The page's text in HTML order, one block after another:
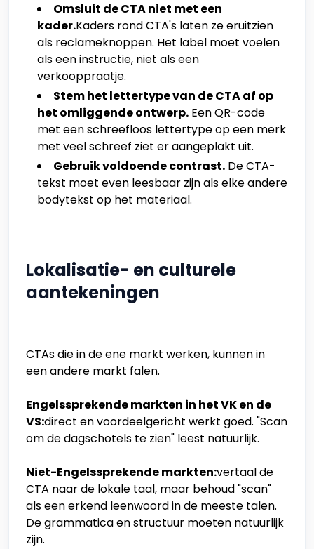
Omsluit de CTA niet met een
kader.Kaders rond CTA's laten ze eruitzien
als reclameknoppen. Het label moet voelen
als een instructie, niet als een
verkooppraatje.
Stem het lettertype van de CTA af op
het omliggende ontwerp. Een QR-code
met een schreefloos lettertype op een merk
met veel schreef ziet er aangeplakt uit.
Gebruik voldoende contrast. De CTA-
tekst moet even leesbaar zijn als elke andere
bodytekst op het materiaal.
Lokalisatie- en culturele
aantekeningen
CTAs die in de ene markt werken, kunnen in
een andere markt falen.
Engelssprekende markten in het VK en de
VS:direct en voordeelgericht werkt goed. "Scan
om de dagschotels te zien" leest natuurlijk.
Niet-Engelssprekende markten:vertaal de
CTA naar de lokale taal, maar behoud "scan"
als een erkend leenwoord in de meeste talen.
De grammatica en structuur moeten natuurlijk
zijn.